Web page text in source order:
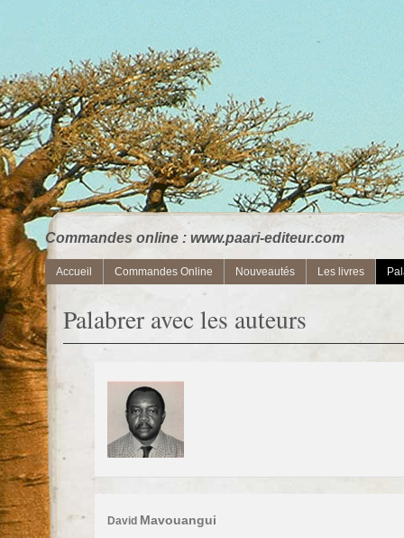
Commandes online : www.paari-editeur.com
Accueil Commandes Online Nouveautés Les livres
Palabrer avec les auteurs
David Mavouangui